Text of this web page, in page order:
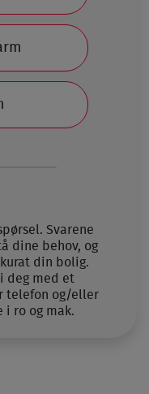
Svarene
dine behov, og
din bolig.
deg med et
telefon og/eller
i ro og mak.